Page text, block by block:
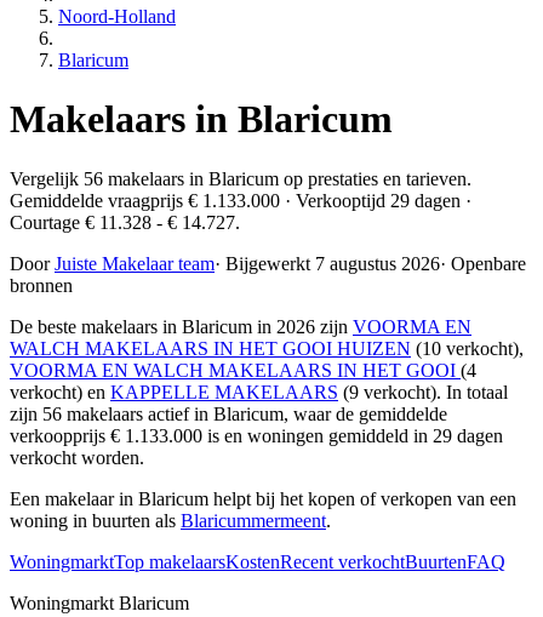
Noord-Holland
Blaricum
Makelaars in Blaricum
Vergelijk 56 makelaars in Blaricum op prestaties en tarieven.
Gemiddelde vraagprijs € 1.133.000 · Verkooptijd 29 dagen ·
Courtage € 11.328 - € 14.727.
DoorJuiste Makelaar team· Bijgewerkt 7 augustus 2026· Openbare
bronnen
De beste makelaars in Blaricum in 2026 zijn VOORMA EN
WALCH MAKELAARS IN HET GOOI HUIZEN (10 verkocht),
VOORMA EN WALCH MAKELAARS IN HET GOOI (4
verkocht) en KAPPELLE MAKELAARS (9 verkocht). In totaal
zijn 56 makelaars actief in Blaricum, waar de gemiddelde
verkoopprijs € 1.133.000 is en woningen gemiddeld in 29 dagen
verkocht worden.
Een makelaar in Blaricum helpt bij het kopen of verkopen van een
woning in buurten als Blaricummermeent.
WoningmarktTop makelaarsKostenRecent verkochtBuurtenFAQ
Woningmarkt Blaricum